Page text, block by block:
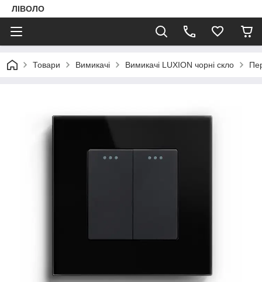
ЛІВОЛО
Товари Вимикачі Вимикачі LUXION чорні скло